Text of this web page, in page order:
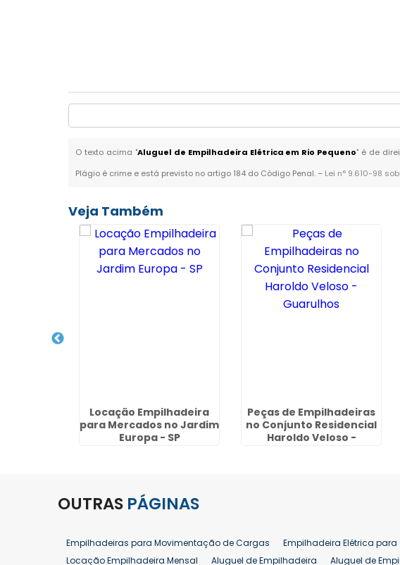
O texto acima "Aluguel de Empilhadeira Elétrica em Rio Pequeno" é de
Plágio é crime e está previsto no artigo 184 do Código Penal. – Lei n° 9.610-98
Veja Também
Locação Empilhadeira
para Mercados no Jardim
Europa - SP
Peças de Empilhadeiras
no Conjunto Residencial
Haroldo Veloso -
OUTRAS PÁGINAS
Empilhadeiras para Movimentação de Cargas Empilhadeira Elétrica
Locação Empilhadeira Mensal
Aluguel de Empilhadeira Aluguel de